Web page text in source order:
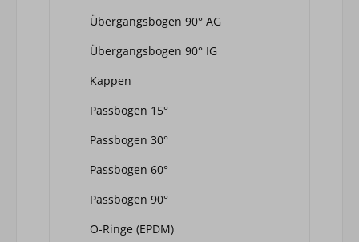
Übergangsbogen 90° AG
Übergangsbogen 90° IG
Kappen
Passbogen 15°
Passbogen 30°
Passbogen 60°
Passbogen 90°
O-Ringe (EPDM)